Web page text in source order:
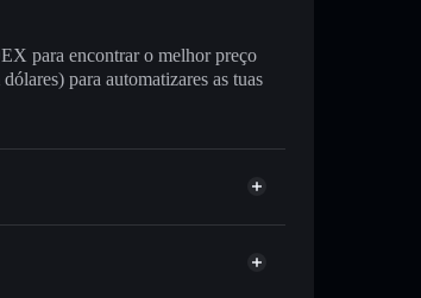
para encontrar o melhor preço
para automatizares as tuas